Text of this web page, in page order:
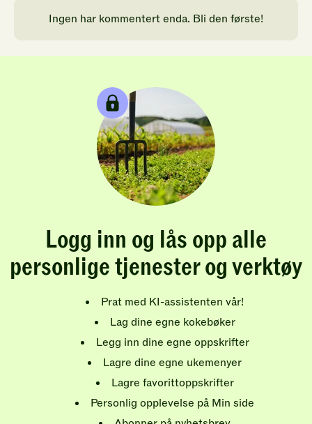
Ingen har kommentert enda. Bli den første!
Logg inn og lås opp alle
personlige tjenester og verktøy
Prat med KI-assistenten vår!
Lag dine egne kokebøker
Legg inn dine egne oppskrifter
Lagre dine egne ukemenyer
Lagre favorittoppskrifter
Personlig opplevelse på Min side